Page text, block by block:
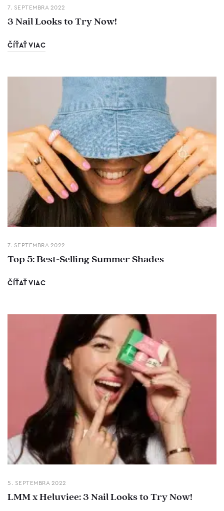
7. SEPTEMBRA 2022
3 Nail Looks to Try Now!
ČÍŤAŤ VIAC
7. SEPTEMBRA 2022
Top 5: Best-Selling Summer Shades
ČÍŤAŤ VIAC
5. SEPTEMBRA 2022
LMM x Heluviee: 3 Nail Looks to Try Now!